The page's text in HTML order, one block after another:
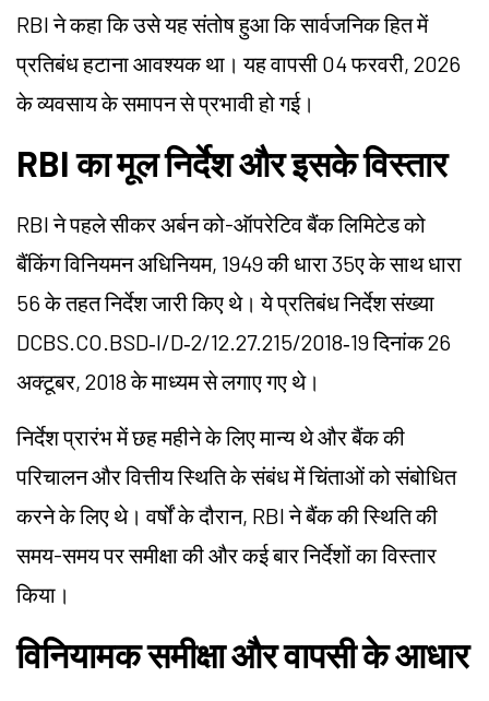
RBI ने कहा कि उसे यह संतोष हुआ कि सार्वजनिक हित में
प्रतिबंध हटाना आवश्यक था। यह वापसी 04 फरवरी, 2026
के व्यवसाय के समापन से प्रभावी हो गई।
RBI का मूल निर्देश और इसके विस्तार
RBI ने पहले सीकर अर्बन को-ऑपरेटिव बैंक लिमिटेड को
बैंकिंग विनियमन अधिनियम, 1949 की धारा 35ए के साथ धारा
56 के तहत निर्देश जारी किए थे। ये प्रतिबंध निर्देश संख्या
DCBS.CO.BSD‑I/D‑2/12.27.215/2018‑19 दिनांक 26
अक्टूबर, 2018 के माध्यम से लगाए गए थे।
निर्देश प्रारंभ में छह महीने के लिए मान्य थे और बैंक की
परिचालन और वित्तीय स्थिति के संबंध में चिंताओं को संबोधित
करने के लिए थे। वर्षों के दौरान, RBI ने बैंक की स्थिति की
समय-समय पर समीक्षा की और कई बार निर्देशों का विस्तार
किया।
विनियामक समीक्षा और वापसी के आधार